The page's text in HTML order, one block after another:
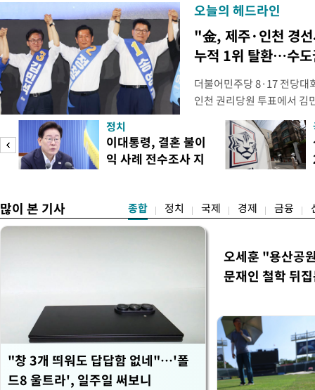
오늘의 헤드라인
"金, 제주·인천 경
누적 1위 탈환…수도
더불어민주당 8·17 전당대
인천 권리당원 투표에서 김
난주 첫 주말 순회경선에
경남에서는 정청래 후보가
앙당 선관위원장은 8일 제
합산 결과 김 후보가 전체
정치
이대통령, 결혼 불이
익 사례 전수조사 지
많이 본 기사 종합 정치 국제 경제 금융
"창 3개 띄워도 답답함 없네"…'폴
드8 울트라', 일주일 써보니
오세훈 "용산공
문재인 철학 뒤